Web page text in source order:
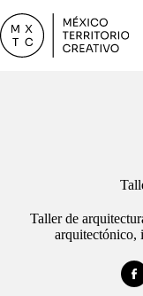
al
contenido
Taller de
arquitectónico,